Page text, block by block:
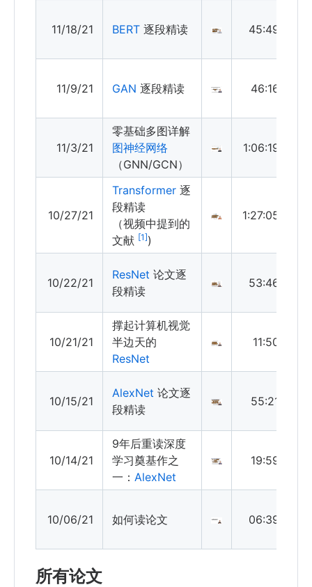
11/18/21 BERT 逐段精读 45:49
11/9/21 GAN 逐段精读 46:16
11/3/21
零基础多图详解
图神经网络
（GNN/GCN）
1:06:19
10/27/21
Transformer 逐
段精读
（视频中提到的
文献 1 )
1:27:05
10/22/21
ResNet 论文逐
段精读
53:46
10/21/21
撑起计算机视觉
半边天的
ResNet
11:50
10/15/21
AlexNet 论文逐
段精读
55:21
10/14/21
9年后重读深度
学习奠基作之
一： AlexNet
19:59
10/06/21 如何读论文 06:39
所有论文